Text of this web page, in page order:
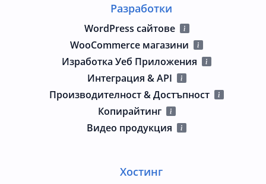
Разработки
WordPress сайтове
WooCommerce магазини
Изработка Уеб Приложения
Интеграция & API
Производителност & Достъпност
Копирайтинг
Видео продукция
Хостинг